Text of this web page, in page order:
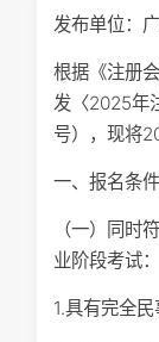
发布单位：
根据《注册
发〈2025年
号），现将
一、报名条件
（一）同时
业阶段考试：
1.具有完全民